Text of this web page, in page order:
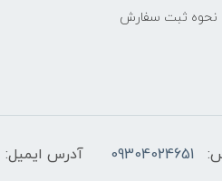
نحوه ثبت سفارش
09304024651 آدرس ایمیل: